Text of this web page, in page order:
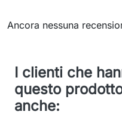
Ancora nessuna
I clienti che
questo
anche: